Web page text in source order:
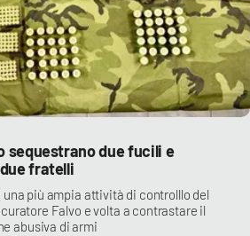
sequestrano due fucili e
fratelli
più ampia attività di controlllo del
Falvo e volta a contrastare il
abusiva di armi